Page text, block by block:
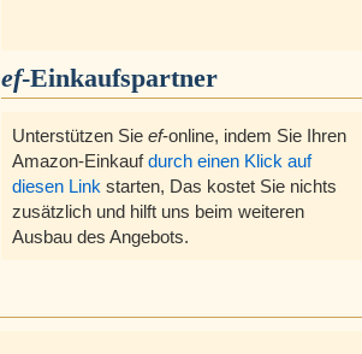
ef-Einkaufspartner
Unterstützen Sie ef-online, indem Sie Ihren
Amazon-Einkaufdurch einen Klick auf
diesen Link starten, Das kostet Sie nichts
zusätzlich und hilft uns beim weiteren
Ausbau des Angebots.